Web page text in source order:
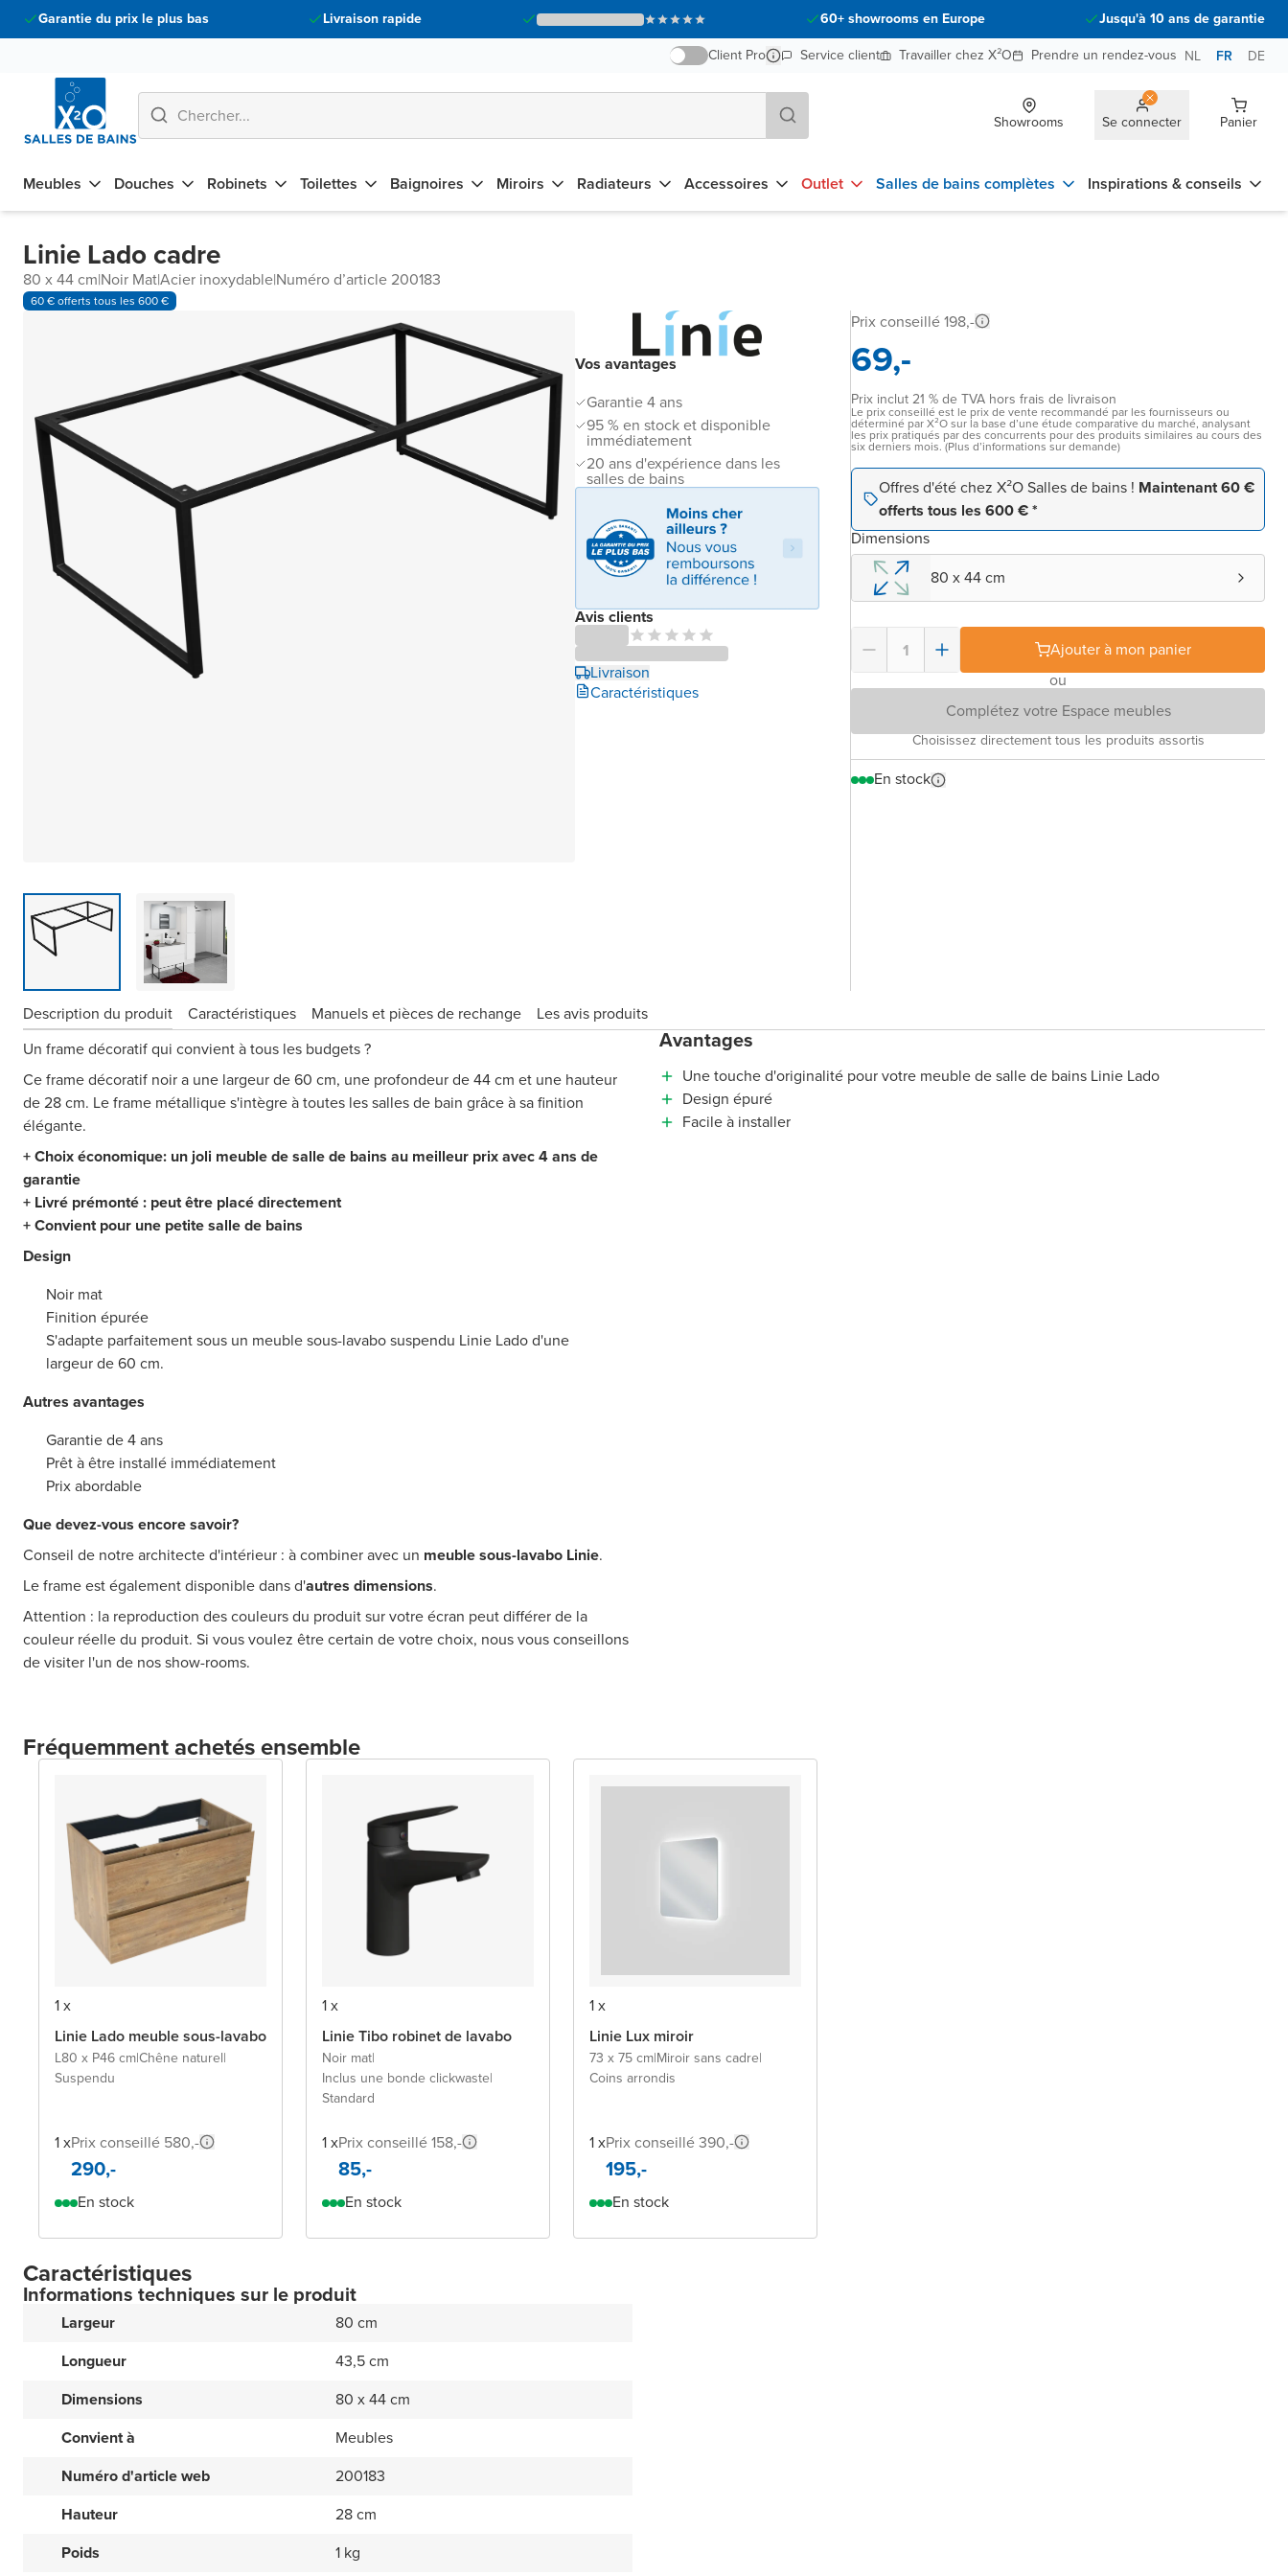
Garantie du prix le plus bas Livraison rapide 60+ showrooms en Europe
Jusqu'à 10 ans de garantie
Client Pro
Service client Travailler chez X²O Prendre un rendez-vous NL FR DE
Showrooms Se connecter Panier
Meubles Douches Robinets Toilettes Baignoires Miroirs Radiateurs Accessoires Outlet Salles de bains complètes Inspirations & conseils
Linie Lado cadre
80 x 44 cm|Noir Mat|Acier inoxydable|Numéro d’article 200183
60 € offerts tous les 600 €
Vos avantages
Garantie 4 ans
95 % en stock et disponible
immédiatement
20 ans d'expérience dans les
salles de bains
Avis clients
Livraison
Caractéristiques
Prix conseillé 198,-
69,-
Prix inclut 21 % de TVA hors frais de livraison
Le prix conseillé est le prix de vente recommandé par les fournisseurs ou
déterminé par X²O sur la base d’une étude comparative du marché, analysant
les prix pratiqués par des concurrents pour des produits similaires au cours des
six derniers mois. (Plus d’informations sur demande)
Offres d'été chez X²O Salles de bains ! Maintenant 60 €
offerts tous les 600 € *
Dimensions
80 x 44 cm
Ajouter à mon panier
ou
Complétez votre Espace meubles
Choisissez directement tous les produits assortis
En stock
Description du produit Caractéristiques Manuels et pièces de rechange
Les avis produits
Un frame décoratif qui convient à tous les budgets ?
Ce frame décoratif noir a une largeur de 60 cm, une profondeur de 44 cm et une hauteur
de 28 cm. Le frame métallique s'intègre à toutes les salles de bain grâce à sa finition
élégante.
+ Choix économique: un joli meuble de salle de bains au meilleur prix avec 4 ans de
garantie
+ Livré prémonté : peut être placé directement
+ Convient pour une petite salle de bains
Design
Noir mat
Finition épurée
S'adapte parfaitement sous un meuble sous-lavabo suspendu Linie Lado d'une
largeur de 60 cm.
Autres avantages
Garantie de 4 ans
Prêt à être installé immédiatement
Prix abordable
Que devez-vous encore savoir?
Conseil de notre architecte d'intérieur : à combiner avec un meuble sous-lavabo Linie.
Le frame est également disponible dans d'autres dimensions.
Attention : la reproduction des couleurs du produit sur votre écran peut différer de la
couleur réelle du produit. Si vous voulez être certain de votre choix, nous vous conseillons
de visiter l'un de nos show-rooms.
Avantages
Une touche d'originalité pour votre meuble de salle de bains Linie Lado
Design épuré
Facile à installer
Fréquemment achetés ensemble
1 x
Linie Lado meuble sous-lavabo
L80 x P46 cm|Chêne naturel|
Suspendu
1 xPrix conseillé 580,-
290,-
En stock
1 x
Linie Tibo robinet de lavabo
Noir mat|
Inclus une bonde clickwaste|
Standard
1 xPrix conseillé 158,-
85,-
En stock
1 x
Linie Lux miroir
73 x 75 cm|Miroir sans cadre|
Coins arrondis
1 xPrix conseillé 390,-
195,-
En stock
Caractéristiques
Informations techniques sur le produit
Largeur
80 cm
Longueur
43,5 cm
Dimensions
80 x 44 cm
Convient à
Meubles
Numéro d'article web
200183
Hauteur
28 cm
Poids
1 kg